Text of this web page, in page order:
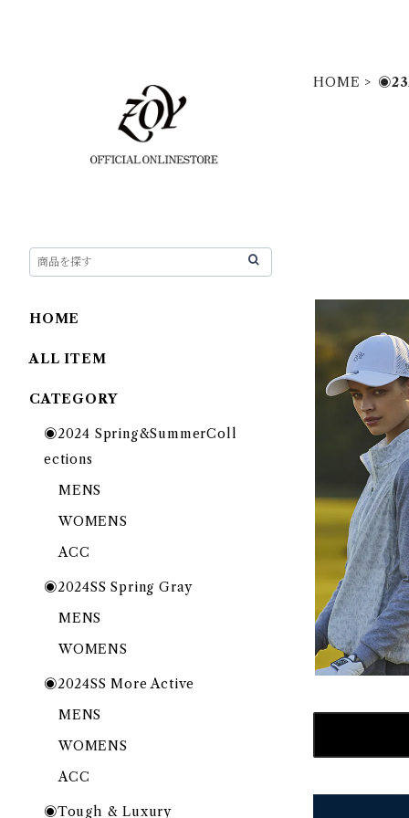
HOME
HOME
ALL ITEM
CATEGORY
◉2024 Spring&SummerColl
ections
MENS
WOMENS
ACC
◉2024SS Spring Gray
MENS
WOMENS
◉2024SS More Active
MENS
WOMENS
ACC
◉Tough & Luxury